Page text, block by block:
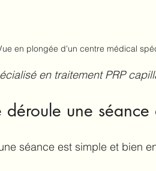
en plongée d'un centre médical
en traitement PRP
déroule une séance
séance est simple et bien